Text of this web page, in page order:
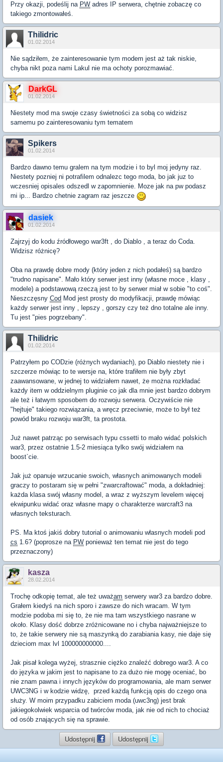
Przy okazji, podeślij na PW adres IP serwera, chętnie zobaczę co
takiego zmontowałeś.
Thilidric
01.02.2014
Nie sądziłem, że zainteresowanie tym modem jest aż tak niskie,
chyba nikt poza nami Lakul nie ma ochoty porozmawiać.
DarkGL
01.02.2014
Niestety mod ma swoje czasy świetności za sobą co widzisz
samemu po zainteresowaniu tym tematem
Spikers
01.02.2014
Bardzo dawno temu gralem na tym modzie i to byl moj jedyny raz.
Niestety pozniej ni potrafilem odnalezc tego moda, bo jak juz to
wczesniej opisales odszedl w zapomnienie. Moze jak na pw podasz
mi ip... Bardzo chetnie zagram raz jeszcze
dasiek
01.02.2014
Zajrzyj do kodu źródłowego war3ft , do Diablo , a teraz do Coda.
Widzisz różnicę?
Oba na prawdę dobre mody (który jeden z nich podałeś) są bardzo
"trudno napisane". Mało który serwer jest inny (własne moce , klasy ,
modele) a podstawową rzeczą jest to by serwer miał w sobie "to coś".
Nieszczęsny Cod Mod jest prosty do modyfikacji, prawdę mówiąc
każdy serwer jest inny , lepszy , gorszy czy też dno totalne ale inny.
Tu jest "pies pogrzebany".
Thilidric
01.02.2014
Patrzyłem po CODzie (różnych wydaniach), po Diablo niestety nie i
szczerze mówiąc to te wersje na, które trafiłem nie były zbyt
zaawansowane, w jednej to widziałem nawet, że można rozkładać
każdy item w oddzielnym pluginie co jak dla mnie jest bardzo dobrym
ale też i łatwym sposobem do rozwoju serwera. Oczywiście nie
"hejtuje" takiego rozwiązania, a wręcz przeciwnie, może to był też
powód braku rozwoju war3ft, ta prostota.
Już nawet patrząc po serwisach typu cssetti to mało widać polskich
war3, przez ostatnie 1.5-2 miesiąca tylko swój widziałem na
boost`cie.
Jak już opanuje wrzucanie swoich, własnych animowanych modeli
graczy to postaram się w pełni "zwarcraftować" moda, a dokładniej:
każda klasa swój własny model, a wraz z wyższym levelem więcej
ekwipunku widać oraz własne mapy o charakterze warcraft3 na
własnych teksturach.
PS. Ma ktoś jakiś dobry tutorial o animowaniu własnych modeli pod
cs 1.6? (poprosze na PW ponieważ ten temat nie jest do tego
przeznaczony)
kasza
28.02.2014
Trochę odkopię temat, ale też uważam serwery war3 za bardzo dobre.
Grałem kiedyś na nich sporo i zawsze do nich wracam. W tym
modzie podoba mi się to, że nie ma tam wszystkiego nasrane w
około. Klasy dość dobrze zróżnicowane no i chyba najważniejsze to
to, że takie serwery nie są maszynką do zarabiania kasy, nie daje się
dzieciom max lvl 100000000000....
Jak pisał kolega wyżej, strasznie ciężko znaleźć dobrego war3. A co
do języka w jakim jest to napisane to za dużo nie mogę oceniać, bo
nie znam pawna i innych języków do programowania, ale mam serwer
UWC3NG i w kodzie widzę, przed każdą funkcją opis do czego ona
służy. W moim przypadku zabiciem moda (uwc3ng) jest brak
jakiegokolwiek wsparcia od twórców moda, jak nie od nich to chociaż
od osób znających się na sprawie.
Udostępnij Udostępnij